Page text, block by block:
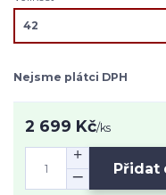
Nejsme plátci DPH
2 699 Kč/ks
Přidat